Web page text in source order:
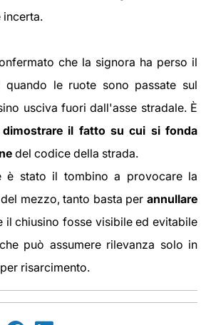
incerta.
che la signora ha perso il
le ruote sono passate sul
usciva fuori dall'asse stradale. È
dimostrare il fatto su cui si fonda
del codice della strada.
è stato il tombino a provocare la
mezzo, tanto basta per annullare
il chiusino fosse visibile ed evitabile
può assumere rilevanza solo in
risarcimento.